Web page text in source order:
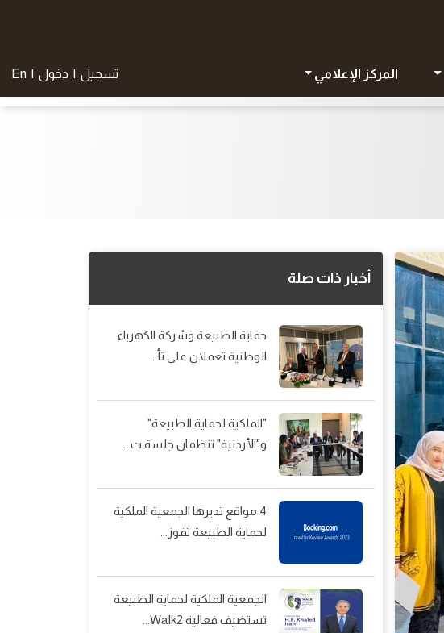
المركز الإعلامي تسجيل | دخول |
En
أخبار ذات صلة
حماية الطبيعة وشركة الكهرباء
الوطنية تعملان على تأ...
"الملكية لحماية الطبيعة"
و"الأردنية" تنظمان جلسة ت...
4 مواقع تديرها الجمعية الملكية
لحماية الطبيعة تفوز...
الجمعية الملكية لحماية الطبيعة
تستضيف فعالية Walk2...